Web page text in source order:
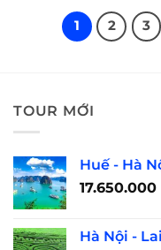
1 2 3
TOUR MỚI
Huế - Hà
17.650.000
Hà Nội -